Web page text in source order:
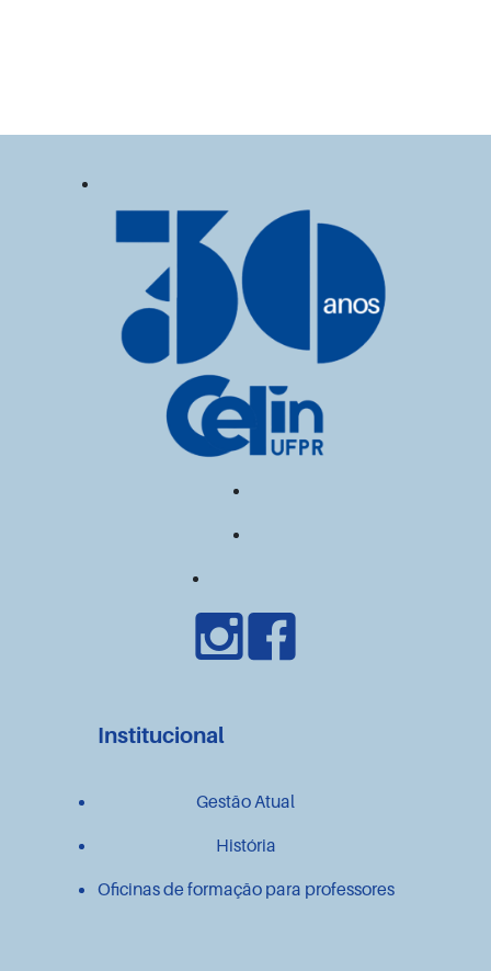
Institucional
Gestão Atual
História
Oficinas de formação para professores